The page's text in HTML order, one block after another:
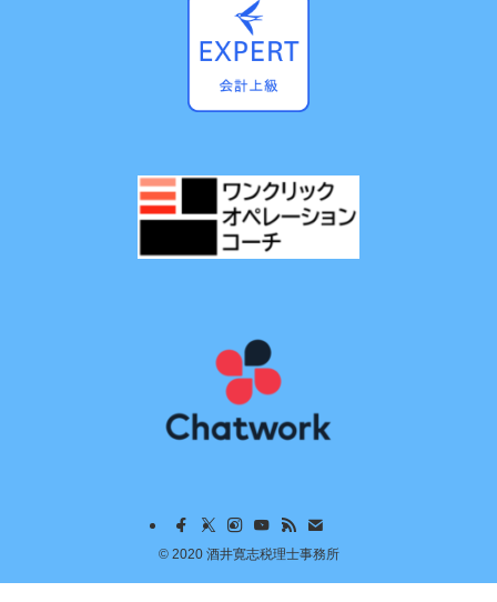
©2020 酒井寛志税理士事務所